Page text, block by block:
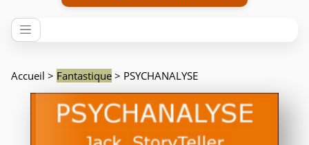
Accueil > Fantastique > PSYCHANALYSE